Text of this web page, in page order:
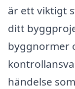
är ett viktigt
ditt
byggnormer
händelse